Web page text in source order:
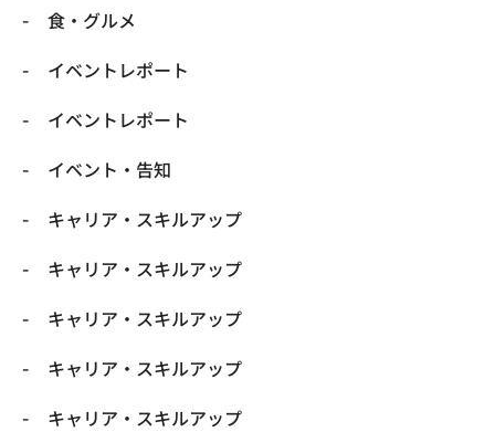
​食・グルメ
イベントレポート
イベントレポート
イベント・告知
キャリア・スキルアップ
キャリア・スキルアップ
キャリア・スキルアップ
キャリア・スキルアップ
キャリア・スキルアップ